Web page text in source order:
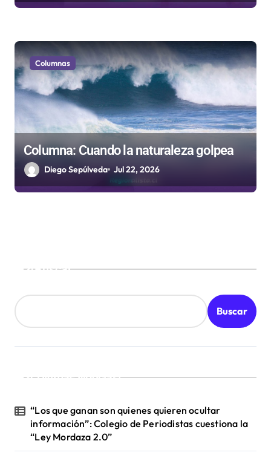
Columnas
Columna: Cuando la naturaleza golpea
Diego Sepúlveda Jul 22, 2026
Buscar
Buscar
¡Ultimas Noticias!
“Los que ganan son quienes quieren ocultar
información”: Colegio de Periodistas cuestiona la
“Ley Mordaza 2.0”